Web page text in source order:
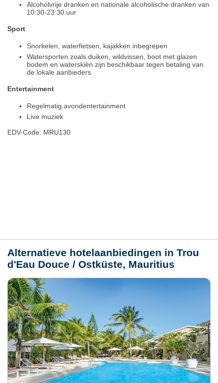
Alcoholvrije dranken en nationale alcoholische dranken van
10:30-23:30 uur
Sport
Snorkelen, waterfietsen, kajakken inbegrepen
Watersporten zoals duiken, wildvissen, boot met glazen
bodem en waterskiën zijn beschikbaar tegen betaling van
de lokale aanbieders
Entertainment
Regelmatig avondentertainment
Live muziek
EDV-Code: MRU130
Alternatieve hotelaanbiedingen in Trou
d'Eau Douce / Ostküste, Mauritius